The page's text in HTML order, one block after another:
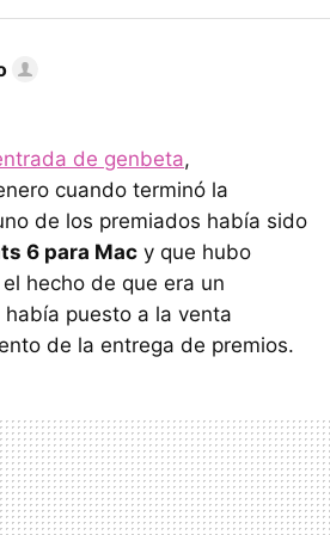
de genbeta,
cuando terminó la
de los premiados había sido
6 para Mac y que hubo
hecho de que era un
puesto a la venta
de la entrega de premios.